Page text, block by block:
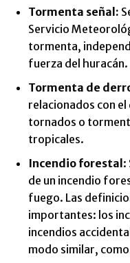
Tormenta señal:
Servicio
tormenta,
fuerza del huracán.
Tormenta de
relacionados con
tornados o
tropicales.
Incendio forestal :
de un incendio
fuego. Las
importantes: los
incendios
modo similar,